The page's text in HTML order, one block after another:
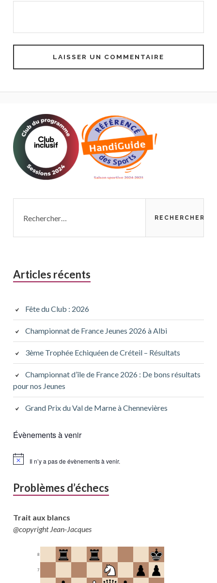
Articles récents
Fête du Club : 2026
Championnat de France Jeunes 2026 à Albi
3ème Trophée Echiquéen de Créteil – Résultats
Championnat d’île de France 2026 : De bons résultats
pour nos Jeunes
Grand Prix du Val de Marne à Chennevières
Évènements à venir
Il n’y a pas de évènements à venir.
Problèmes d’échecs
Trait aux blancs
@copyright Jean-Jacques
7
8